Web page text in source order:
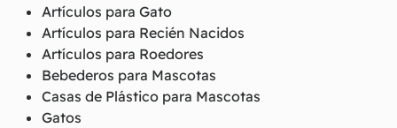
Artículos para Gato
Artículos para Recién Nacidos
Artículos para Roedores
Bebederos para Mascotas
Casas de Plástico para Mascotas
Gatos